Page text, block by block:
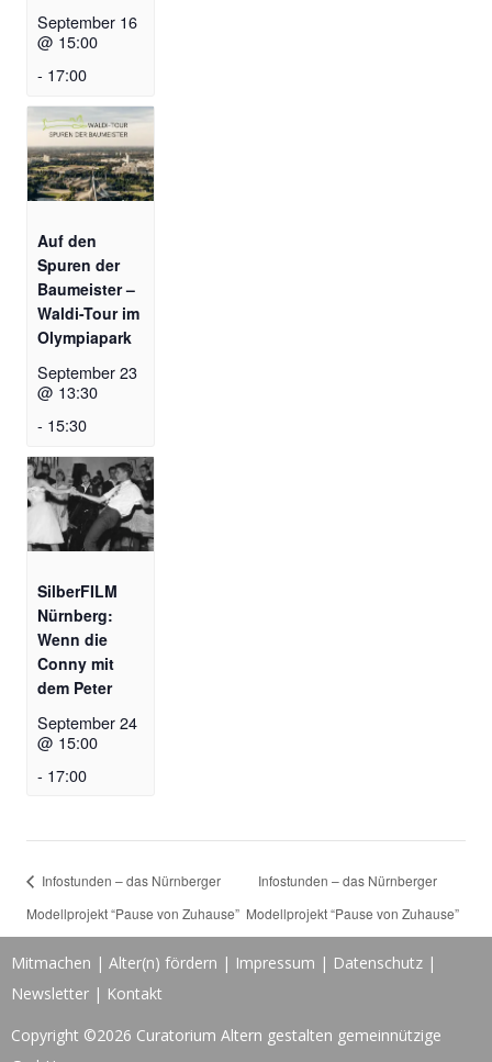
September 16
@ 15:00
- 17:00
Auf den
Spuren der
Baumeister –
Waldi-Tour im
Olympiapark
September 23
@ 13:30
- 15:30
SilberFILM
Nürnberg:
Wenn die
Conny mit
dem Peter
September 24
@ 15:00
- 17:00
Infostunden – das Nürnberger
Modellprojekt “Pause von Zuhause”
Infostunden – das Nürnberger
Modellprojekt “Pause von Zuhause”
Mitmachen | Alter(n) fördern | Impressum | Datenschutz |
Newsletter | Kontakt
Copyright ©2026 Curatorium Altern gestalten gemeinnützige